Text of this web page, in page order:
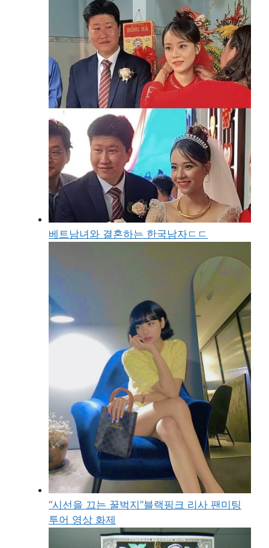
베트남녀와 결혼하는 한국남자ㄷㄷ
“시선을 끄는 꿀벅지”블랙핑크 리사 팬미팅
투어 영상 화제